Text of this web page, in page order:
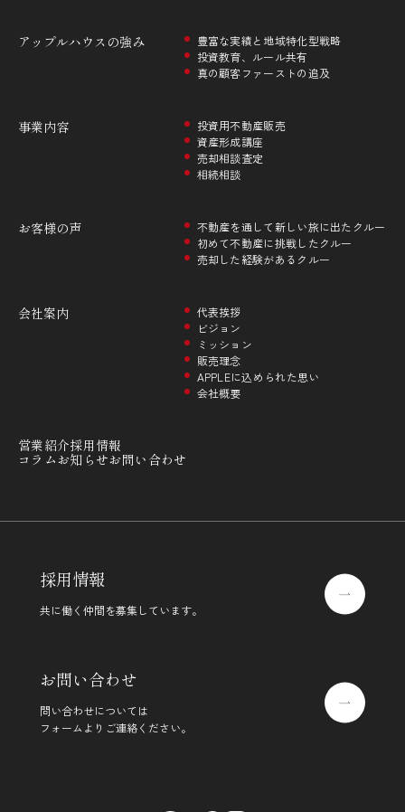
アップルハウスの強み
豊富な実績と地域特化型戦略
投資教育、ルール共有
真の顧客ファーストの追及
事業内容
投資用不動産販売
資産形成講座
売却相談査定
相続相談
お客様の声
不動産を通して新しい旅に出たクルー
初めて不動産に挑戦したクルー
売却した経験があるクルー
会社案内
代表挨拶
ビジョン
ミッション
販売理念
APPLEに込められた思い
会社概要
営業紹介採用情報
コラムお知らせお問い合わせ
採用情報
共に働く仲間を募集しています。
お問い合わせ
問い合わせについては
フォームよりご連絡ください。